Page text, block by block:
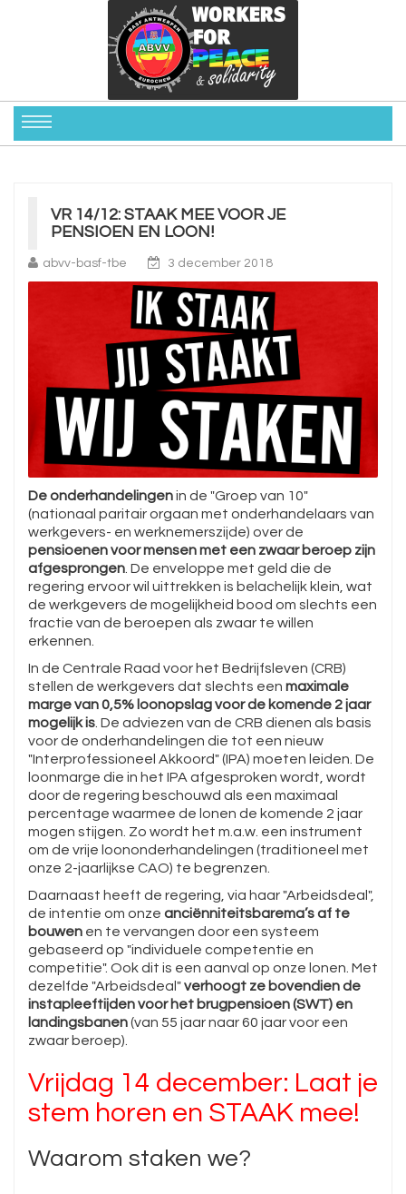
VR 14/12: STAAK MEE VOOR JE
PENSIOEN EN LOON!
abvv-basf-tbe 3 december 2018
De onderhandelingenin de "Groep van 10"
(nationaal paritair orgaan met onderhandelaars van
werkgevers- en werknemerszijde) over de
pensioenen voor mensen met een zwaar beroep zijn
afgesprongen . De enveloppe met geld die de
regering ervoor wil uittrekken is belachelijk klein, wat
de werkgevers de mogelijkheid bood om slechts een
fractie van de beroepen als zwaar te willen
erkennen.
In de Centrale Raad voor het Bedrijfsleven (CRB)
stellen de werkgevers dat slechts een maximale
marge van 0,5% loonopslag voor de komende 2 jaar
mogelijk is . De adviezen van de CRB dienen als basis
voor de onderhandelingen die tot een nieuw
"Interprofessioneel Akkoord" (IPA) moeten leiden. De
loonmarge die in het IPA afgesproken wordt, wordt
door de regering beschouwd als een maximaal
percentage waarmee de lonen de komende 2 jaar
mogen stijgen. Zo wordt het m.a.w. een instrument
om de vrije loononderhandelingen (traditioneel met
onze 2-jaarlijkse CAO) te begrenzen.
Daarnaast heeft de regering, via haar "Arbeidsdeal",
de intentie om onze anciënniteitsbarema’s af te
bouwen en te vervangen door een systeem
gebaseerd op "individuele competentie en
competitie". Ook dit is een aanval op onze lonen. Met
dezelfde "Arbeidsdeal"verhoogt ze bovendien de
instapleeftijden voor het brugpensioen (SWT) en
landingsbanen(van 55 jaar naar 60 jaar voor een
zwaar beroep).
Vrijdag 14 december: Laat je
stem horen en STAAK mee!
Waarom staken we?